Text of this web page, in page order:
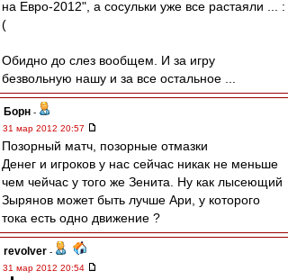
на Евро-2012", а сосульки уже все растаяли ... :
(
Обидно до слез вообщем. И за игру
безвольную нашу и за все остальное ...
Борн -
31 мар 2012 20:57
Позорный матч, позорные отмазки
Денег и игроков у нас сейчас никак не меньше
чем чейчас у того же Зенита. Ну как лысеющий
Зырянов может быть лучше Ари, у которого
тока есть одно движение ?
revolver -
31 мар 2012 20:54